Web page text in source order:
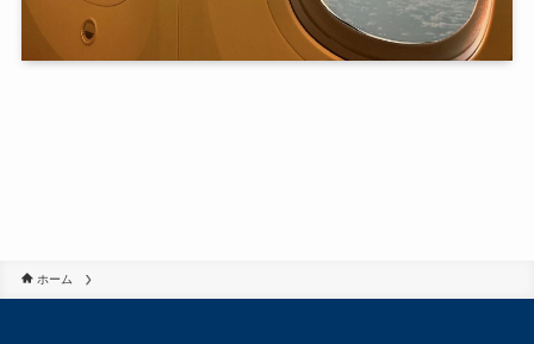
ホーム